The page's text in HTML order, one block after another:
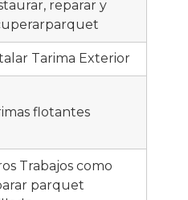
reparar y
Tarima Exterior
flotantes
Trabajos como
parquet